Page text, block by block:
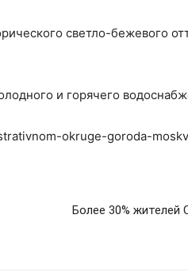
светло-бежевого
и горячего
okruge-goroda-
Более 30% жителей